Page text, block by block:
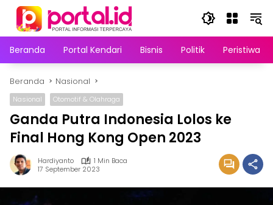
Langsung
konten
Beranda
Portal Kendari Bisnis Politik Peristiwa
Beranda Nasional
Nasional Otomotif & Olahraga
Ganda Putra Indonesia Lolos ke
Final Hong Kong Open 2023
Hardiyanto
1 Min Baca
17 September 2023